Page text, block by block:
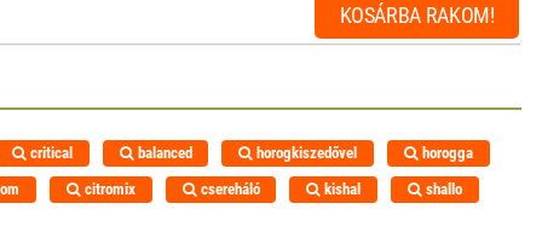
KOSÁRBA RAKOM!
critical balanced horogkiszedővel
horogga
citromix csereháló kishal
shallo